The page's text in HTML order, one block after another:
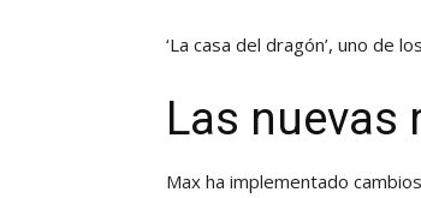
‘La casa del dragón’, uno de
Las nuevas
Max ha implementado